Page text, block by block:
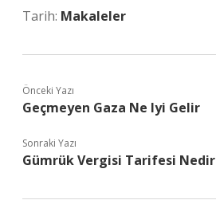
Tarih: Makaleler
Önceki Yazı
Geçmeyen Gaza Ne Iyi Gelir
Sonraki Yazı
Gümrük Vergisi Tarifesi Nedir